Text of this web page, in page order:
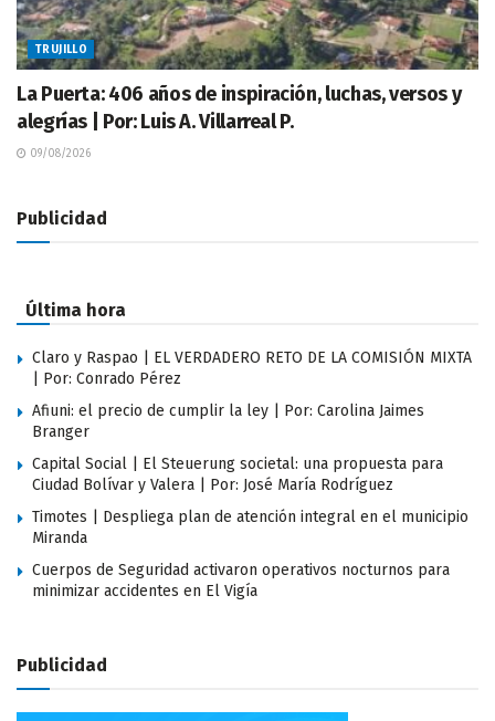
TRUJILLO
La Puerta: 406 años de inspiración, luchas, versos y
alegrías | Por: Luis A. Villarreal P.
09/08/2026
Publicidad
Última hora
Claro y Raspao | EL VERDADERO RETO DE LA COMISIÓN MIXTA
| Por: Conrado Pérez
Afiuni: el precio de cumplir la ley | Por: Carolina Jaimes
Branger
Capital Social | El Steuerung societal: una propuesta para
Ciudad Bolívar y Valera | Por: José María Rodríguez
Timotes | Despliega plan de atención integral en el municipio
Miranda
Cuerpos de Seguridad activaron operativos nocturnos para
minimizar accidentes en El Vigía
Publicidad